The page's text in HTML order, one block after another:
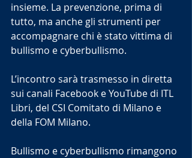
insieme. La prevenzione, prima di
tutto, ma anche gli strumenti per
accompagnare chi è stato vittima di
bullismo e cyberbullismo.
L’incontro sarà trasmesso in diretta
sui canali Facebook e YouTube di ITL
Libri, del CSI Comitato di Milano e
della FOM Milano.
Bullismo e cyberbullismo rimangono